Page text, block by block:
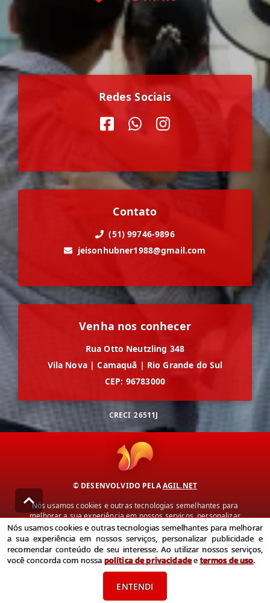
Redes Sociais
Contato
(51) 99746-9896
jeisonhubner1988@gmail.com
Venha nos conhecer
Rua Otto Neutzling 348
Vila Nova | Camaquã | Rio Grande do Sul
CEP: 96783000
CRECI 26511J
© DESENVOLVIDO PELAAGIL.NET
Nós usamos cookies e outras tecnologias semelhantes para
melhorar a sua experiência em nossos serviços, personalizar
publicidade e recomendar conteúdo de seu interesse. Ao utilizar
nossos serviços, você concorda com nossa política de privacidade e
termos de uso.
Política de Privacidade Termos de uso
Nós usamos cookies e outras tecnologias semelhantes para melhorar
a sua experiência em nossos serviços, personalizar publicidade e
recomendar conteúdo de seu interesse. Ao utilizar nossos serviços,
você concorda com nossa política de privacidadeetermos de uso.
ENTENDI